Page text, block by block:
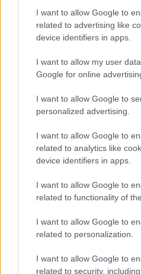
I want to allow Google to
related to advertising like
device identifiers in apps.
I want to allow my user
Google for online
I want to allow Google to
personalized advertising.
I want to allow Google to
related to analytics like
device identifiers in apps.
I want to allow Google to
related to functionality of
I want to allow Google to
related to personalization.
I want to allow Google to
related to security,
Οι εκπαιδευτικοί
μοναδικός κλάδος του
τόσο μεγάλο ποσοστό
νεοδιόριστοι
μισθούς να ζήσουν
τους και τις
πανάκριβα ενοίκια στις
περιοχές»
«Οι μισθοί μας είναι
Η αύξηση
εκπαιδευτικών ήταν
μηνιαίως», τονίζουν οι